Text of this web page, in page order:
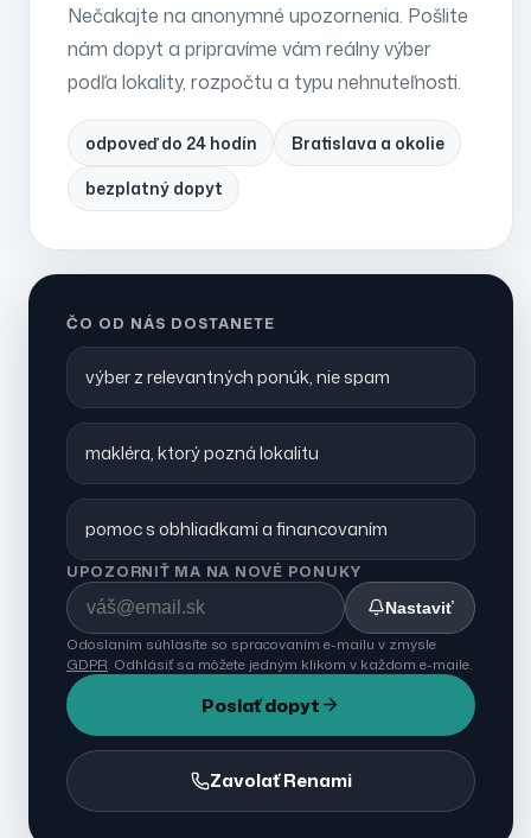
Nečakajte na anonymné upozornenia. Pošlite
nám dopyt a pripravíme vám reálny výber
podľa lokality, rozpočtu a typu nehnuteľnosti.
odpoveď do 24 hodín Bratislava a okolie
bezplatný dopyt
ČO OD NÁS DOSTANETE
výber z relevantných ponúk, nie spam
makléra, ktorý pozná lokalitu
pomoc s obhliadkami a financovaním
UPOZORNIŤ MA NA NOVÉ PONUKY
Nastaviť
Odoslaním súhlasíte so spracovaním e-mailu v zmysle
GDPR. Odhlásiť sa môžete jedným klikom v každom e-maile.
Poslať dopyt
Zavolať Renami